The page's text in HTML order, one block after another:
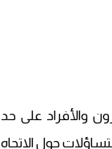
والأفراد على حد
التوترات الاقتصادية والسياسية. مع دخول عام 2026، تزداد التساؤلات حول الاتجاه